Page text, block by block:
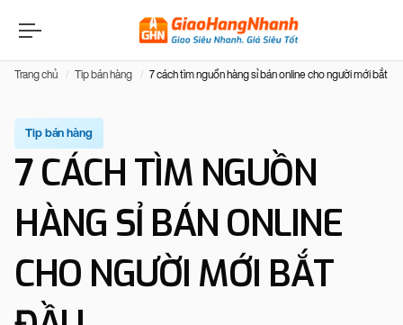
Trang chủ Tip bán hàng 7 cách tìm nguồn hàng sỉ bán online cho người mới bắt
Tip bán hàng
7 CÁCH TÌM NGUỒN
HÀNG SỈ BÁN ONLINE
CHO NGƯỜI MỚI BẮT